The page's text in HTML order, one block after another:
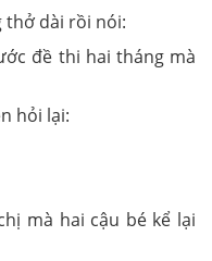
thở dài rồi nói:
đề thi hai tháng mà
hỏi lại:
mà hai cậu bé kể lại